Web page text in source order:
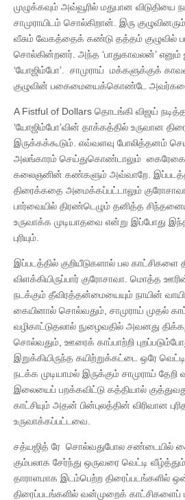
முழுக்கவும் அவ்வூரில் மதுபான விடுதியை
சாமுராயிடம் சொல்கிறான். இரு
வீசும் வேகத்தைக் கண்டு தத்தம்
சொல்கின்றனர். அந்த ‘பாதுகாவலன்’ எனும்
‘யோஜிம்போ’. சாமுராய் மக்களுக்குக்
குழுவின் பகைமையைக்கொண்டே
A Fistful of Dollars தொடங்கி விஜய்
‘யோஜிம்போ’வின் தாக்கத்தில் உருவான
இருக்கக்கூடும். எவ்வளவு போலித்தனம்
அலங்காரம் செய்துகொண்டாலும் கைரேகை
கலைஞனின் கண்களும் அவ்வாறே.
திரைக்கதை அமைக்கப்பட்டாலும்
பார்வையில் திரண்டெழும் தனித்த
உருவாக்க முடியாதவை என்று இப்போது
புரியும்.
இப்படத்தில் குறியீடுகளால் பல காட்சிகளை
விளக்கியிருப்பார் குரோசாவா. மொத்த
நடக்கும் தீவிரத்தன்மையையும் நாயின்
கையினால் சொல்வதும், சாமுராய் முதல்
வழிகாட்டுதலால் நுழைவதில் அவனது
சொல்வதும், ஊரைக் காப்பாற்றி
இறுக்கியிருந்த கயிற்றுக்கட்டை ஒரே
நடக்க முடியாமல் இருக்கும் சாமுராய் தேறி
இலையைப் பறக்கவிட்டு கத்தியால்
காட்சியும் அதன் பின்புலத்தின் விரிவான
உருவாக்கப்பட்டவை.
சத்யஜித் ரே சொல்வதுபோல சண்டையில் கை
கும்பலாக சேர்ந்து ஒருவரை வெட்டி
தாராளமாக இடம்பெற்ற திரைப்படங்களில்
திரைப்படங்களில் வன்முறைக் காட்சிகளைப்